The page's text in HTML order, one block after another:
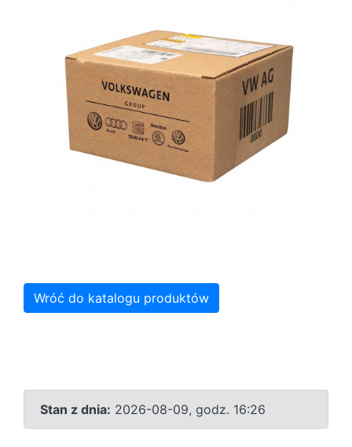
Wróć do katalogu produktów
Stan z dnia: 2026-08-09, godz. 16:26